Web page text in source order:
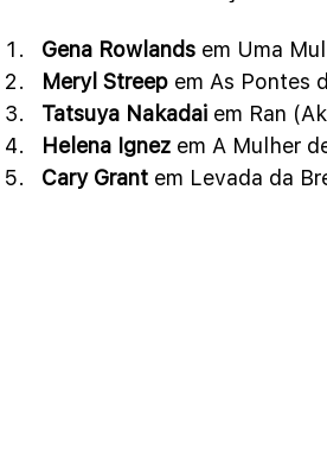
Gena Rowlands em Uma
Meryl Streep em As Pontes
Tatsuya Nakadai em Ran
Helena Ignez em A Mulher
Cary Grant em Levada da